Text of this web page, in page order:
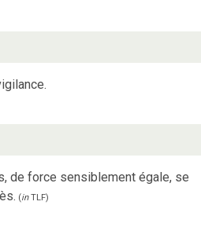
de force sensiblement égale, se
(inTLF)